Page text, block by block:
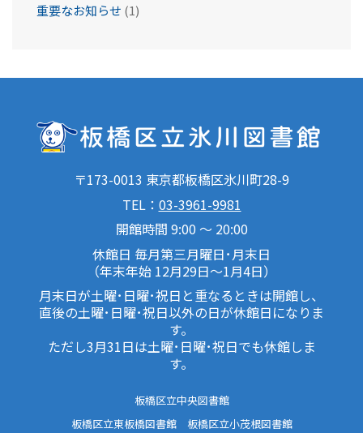
重要なお知らせ (1)
〒173-0013 東京都板橋区氷川町28-9
TEL： 03-3961-9981
開館時間 9:00 ～ 20:00
休館日 毎月第三月曜日･月末日
（年末年始 12月29日～1月4日）
月末日が土曜･日曜･祝日と重なるときは開館し、
直後の土曜･日曜･祝日以外の日が休館日になりま
す。
ただし3月31日は土曜･日曜･祝日でも休館しま
す。
板橋区立中央図書館
板橋区立東板橋図書館
板橋区立小茂根図書館